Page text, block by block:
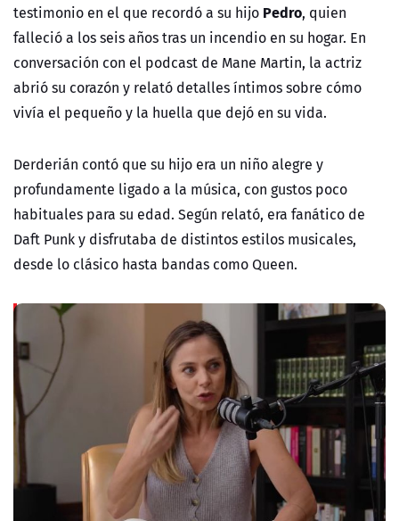
testimonio en el que recordó a su hijo Pedro, quien
falleció a los seis años tras un incendio en su hogar. En
conversación con el podcast de Mane Martin, la actriz
abrió su corazón y relató detalles íntimos sobre cómo
vivía el pequeño y la huella que dejó en su vida.
Derderián contó que su hijo era un niño alegre y
profundamente ligado a la música, con gustos poco
habituales para su edad. Según relató, era fanático de
Daft Punk y disfrutaba de distintos estilos musicales,
desde lo clásico hasta bandas como Queen.